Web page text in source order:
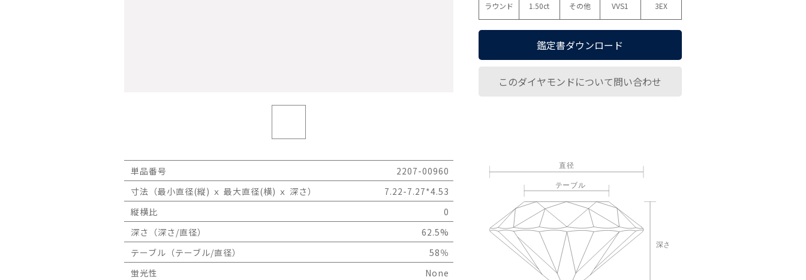
ラウンド 1.50ct その他 VVS1 3EX
鑑定書ダウンロード
このダイヤモンドについて問い合わせ
単品番号
2207-00960
寸法（最小直径(縦) ｘ 最大直径(横) ｘ 深さ）
7.22-7.27*4.53
縦横比
0
深さ（深さ/直径）
62.5%
テーブル（テーブル/直径）
58％
蛍光性
None